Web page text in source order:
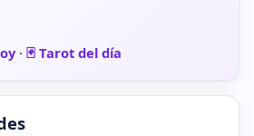
· 🃏 Tarot del día